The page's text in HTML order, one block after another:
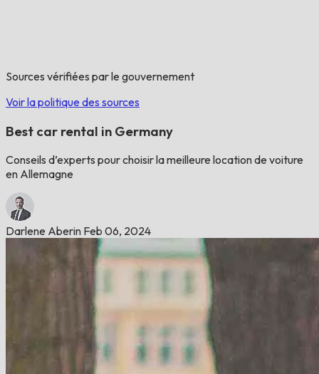
Sources vérifiées par le gouvernement
Voir la politique des sources
Best car rental in Germany
Conseils d’experts pour choisir la meilleure location de voiture
en Allemagne
Darlene Aberin Feb 06, 2024